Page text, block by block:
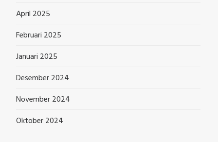
April 2025
Februari 2025
Januari 2025
Desember 2024
November 2024
Oktober 2024